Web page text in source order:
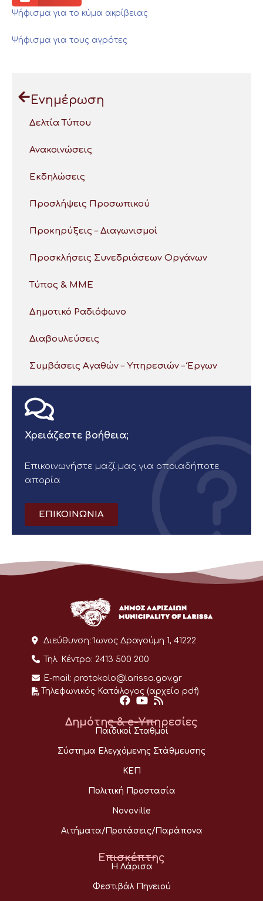
Ψήφισμα για το κύμα ακρίβειας
Ψήφισμα για τους αγρότες
Ενημέρωση
Δελτία Τύπου
Ανακοινώσεις
Εκδηλώσεις
Προσλήψεις Προσωπικού
Προκηρύξεις – Διαγωνισμοί
Προσκλήσεις Συνεδριάσεων Οργάνων
Τύπος & ΜΜΕ
Δημοτικό Ραδιόφωνο
Διαβουλεύσεις
Συμβάσεις Αγαθών – Υπηρεσιών – Έργων
Χρειάζεστε βοήθεια;
Επικοινωνήστε μαζί μας για οποιαδήποτε
απορία
ΕΠΙΚΟΙΝΩΝΙΑ
Διεύθυνση: Ίωνος Δραγούμη 1, 41222
Τηλ. Κέντρο: 2413 500 200
E-mail: protokolo@larissa.gov.gr
Τηλεφωνικός Κατάλογος (αρχείο pdf)
Δημότης & e-Υπηρεσίες
Παιδικοί Σταθμοί
Σύστημα Ελεγχόμενης Στάθμευσης
ΚΕΠ
Πολιτική Προστασία
Novoville
Αιτήματα/Προτάσεις/Παράπονα
Επισκέπτης
Η Λάρισα
Φεστιβάλ Πηνειού